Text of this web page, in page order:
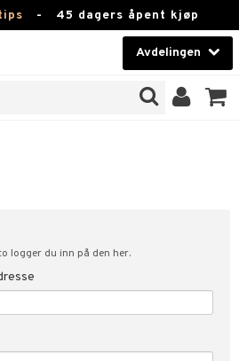
- 45 dagers åpent kjøp
Avdelingen
logger du inn på den her.